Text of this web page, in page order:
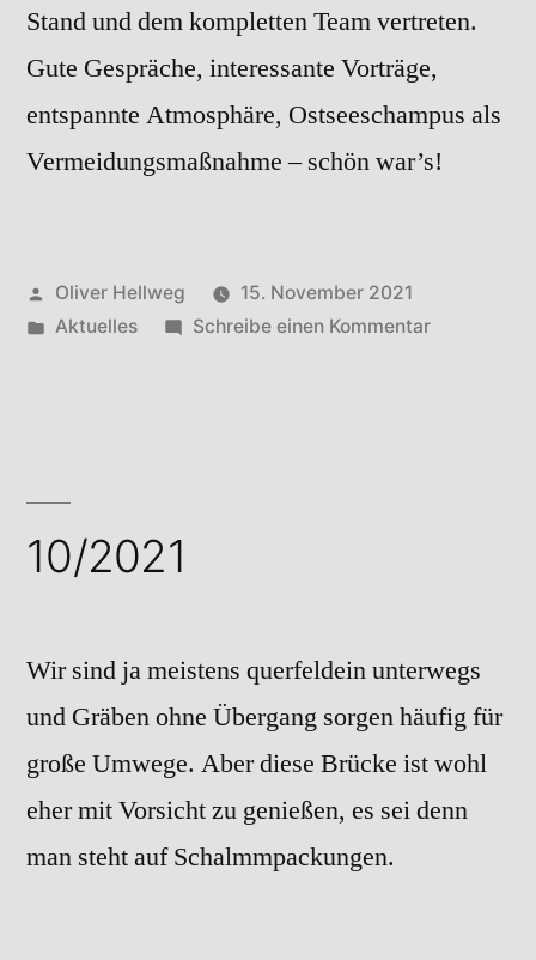
Stand und dem kompletten Team vertreten.
Gute Gespräche, interessante Vorträge,
entspannte Atmosphäre, Ostseeschampus als
Vermeidungsmaßnahme – schön war’s!
Veröffentlicht
von
Oliver Hellweg
15. November 2021
Veröffentlicht
Aktuelles Schreibe einen Kommentarzu
10/2021
Wir sind ja meistens querfeldein unterwegs
und Gräben ohne Übergang sorgen häufig für
große Umwege. Aber diese Brücke ist wohl
eher mit Vorsicht zu genießen, es sei denn
man steht auf Schalmmpackungen.